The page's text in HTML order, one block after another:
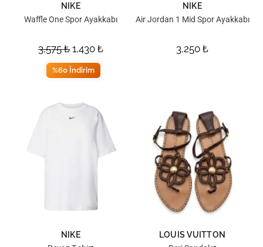
NIKE
Waffle One Spor Ayakkabı
3,575₺ 1,430 ₺
%60 İndirim
NIKE
Air Jordan 1 Mid Spor Ayakkabı
3,250 ₺
NIKE
LOUIS VUITTON